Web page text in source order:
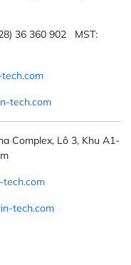
36 360 902 MST:
tech.com
Complex, Lô 3, Khu A1-
tech.com
tech.com